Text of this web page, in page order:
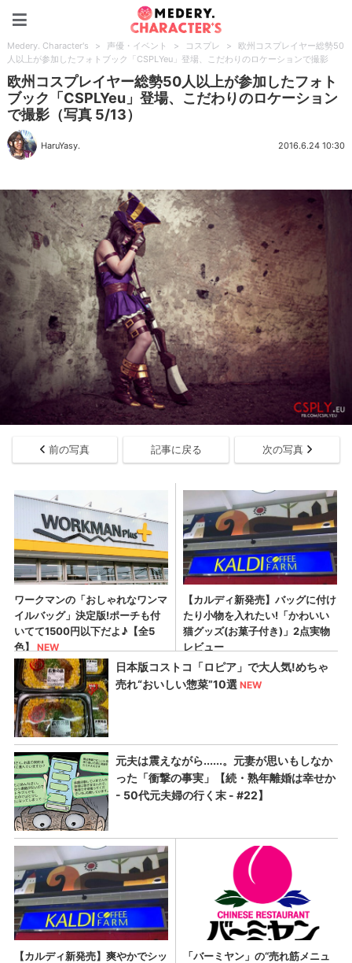
Medery. Character's > 声優・イベント > コスプレ >
欧州コスプレイヤー総勢50
人以上が参加したフォトブック「CSPLYeu」登場、こだわりのロケーションで撮影
欧州コスプレイヤー総勢50人以上が参加したフォト
ブック「CSPLYeu」登場、こだわりのロケーション
で撮影（写真 5/13）
HaruYasy. 2016.6.24 10:30
前の写真 記事に戻る 次の写真